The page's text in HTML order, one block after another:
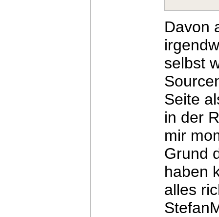
Davon
selbst
Seite
in der
mir
Grund
haben
alles